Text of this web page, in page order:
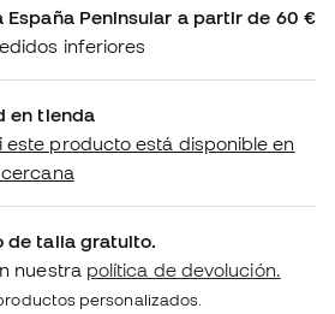
España Peninsular a partir de 60 €
inferiores
en tienda
este producto está disponible en
de talla gratuito.
nuestra política de devolución.
personalizados.